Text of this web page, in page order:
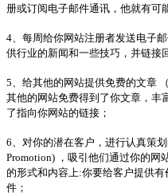
册或订阅电子邮件通讯，他就有可
4、每周给你网站注册者发送电子
供行业的新闻和一些技巧，并链接
5、给其他的网站提供免费的文章
其他的网站免费得到了你文章，丰
了指向你网站的链接；
6、对你的潜在客户，进行认真策
Promotion) ，吸引他们通过你的网
的形式和内容上:你要给客户提供
件；